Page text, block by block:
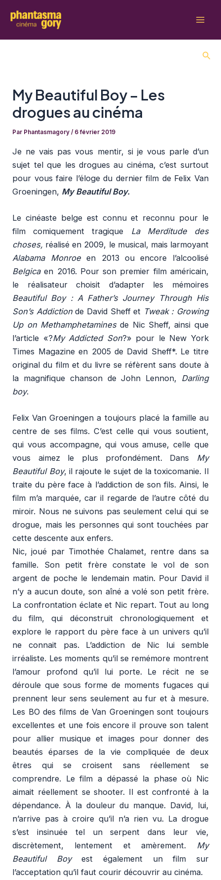
My Beautiful Boy – Les
drogues au cinéma
Par Phantasmagory/ 6 février 2019
Je ne vais pas vous mentir, si je vous parle d’un
sujet tel que les drogues au cinéma, c’est surtout
pour vous faire l’éloge du dernier film de Felix Van
Groeningen, My Beautiful Boy.
Le cinéaste belge est connu et reconnu pour le
film comiquement tragique La Merditude des
choses, réalisé en 2009, le musical, mais larmoyant
Alabama Monroeen 2013 ou encore l’alcoolisé
Belgicaen 2016. Pour son premier film américain,
le réalisateur choisit d’adapter les mémoires
Beautiful Boy : A Father’s Journey Through His
Son’s Addictionde David Sheff et Tweak : Growing
Up on Methamphetaminesde Nic Sheff, ainsi que
l’article «?My Addicted Son?» pour le New York
Times Magazine en 2005 de David Sheff*. Le titre
original du film et du livre se réfèrent sans doute à
la magnifique chanson de John Lennon, Darling
boy.
Felix Van Groeningen a toujours placé la famille au
centre de ses films. C’est celle qui vous soutient,
qui vous accompagne, qui vous amuse, celle que
vous aimez le plus profondément. Dans My
Beautiful Boy, il rajoute le sujet de la toxicomanie. Il
traite du père face à l’addiction de son fils. Ainsi, le
film m’a marquée, car il regarde de l’autre côté du
miroir. Nous ne suivons pas seulement celui qui se
drogue, mais les personnes qui sont touchées par
cette descente aux enfers.
Nic, joué par Timothée Chalamet, rentre dans sa
famille. Son petit frère constate le vol de son
argent de poche le lendemain matin. Pour David il
n’y a aucun doute, son aîné a volé son petit frère.
La confrontation éclate et Nic repart. Tout au long
du film, qui déconstruit chronologiquement et
explore le rapport du père face à un univers qu’il
ne connait pas. L’addiction de Nic lui semble
irréaliste. Les moments qu’il se remémore montrent
l’amour profond qu’il lui porte. Le récit ne se
déroule que sous forme de moments fugaces qui
prennent leur sens seulement au fur et à mesure.
Les BO des films de Van Groeningen sont toujours
excellentes et une fois encore il prouve son talent
pour allier musique et images pour donner des
beautés éparses de la vie compliquée de deux
êtres qui se croisent sans réellement se
comprendre. Le film a dépassé la phase où Nic
aimait réellement se shooter. Il est confronté à la
dépendance. À la douleur du manque. David, lui,
n’arrive pas à croire qu’il n’a rien vu. La drogue
s’est insinuée tel un serpent dans leur vie,
discrètement, lentement et amèrement. My
Beautiful Boyest également un film sur
l’acceptation qu’il faut courir découvrir au cinéma.